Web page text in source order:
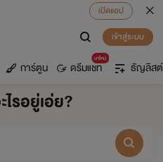
เปิดแอป
เข้าสู่ระบบ
การ์ตูน
มาใหม่
ดรีมแชท ธัญลิสต์
รอยู่เอ่ย?